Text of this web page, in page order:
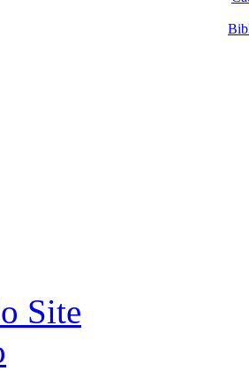
Site